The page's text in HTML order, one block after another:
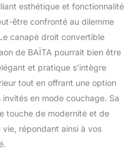
esthétique et fonctionnalité
être confronté au dilemme
canapé droit convertible
de BAÏTA pourrait bien être
et pratique s’intègre
tout en offrant une option
en mode couchage. Sa
touche de modernité et de
répondant ainsi à vos